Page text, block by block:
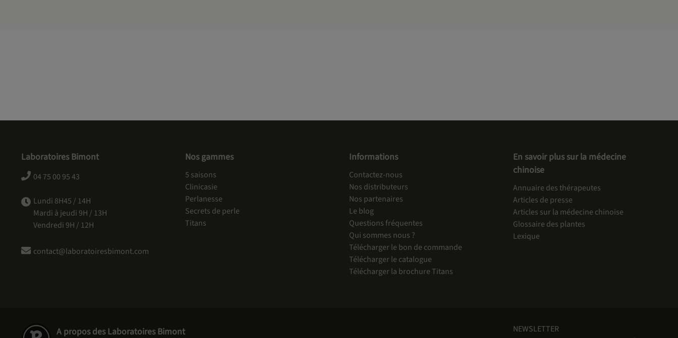
Laboratoires Bimont
04 75 00 95 43
Lundi 8H45 / 14H
Mardi à jeudi 9H / 13H
Vendredi 9H / 12H
contact@laboratoiresbimont.com
Nos gammes
5 saisons
Clinicasie
Perlanesse
Secrets de perle
Titans
Informations
Contactez-nous
Nos distributeurs
Nos partenaires
Le blog
Questions fréquentes
Qui sommes nous ?
Télécharger le bon de commande
Télécharger le catalogue
Télécharger la brochure Titans
En savoir plus sur la médecine
chinoise
Annuaire des thérapeutes
Articles de presse
Articles sur la médecine chinoise
Glossaire des plantes
Lexique
A propos des Laboratoires Bimont
NEWSLETTER